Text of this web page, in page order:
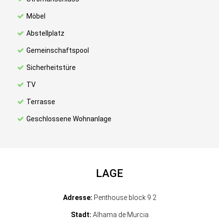
Möbel
Abstellplatz
Gemeinschaftspool
Sicherheitstüre
TV
Terrasse
Geschlossene Wohnanlage
LAGE
Adresse: Penthouse block 9 2
Stadt: Alhama de Murcia